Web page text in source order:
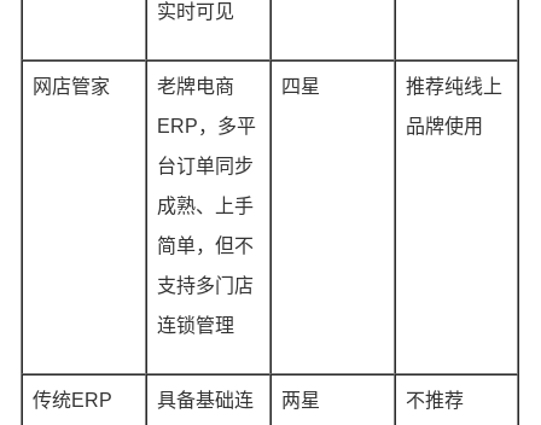
实时可见
网店管家
老牌电商
ERP，多平
台订单同步
成熟、上手
简单，但不
支持多门店
连锁管理
四星
推荐纯线上
品牌使用
传统ERP
具备基础连
两星 不推荐